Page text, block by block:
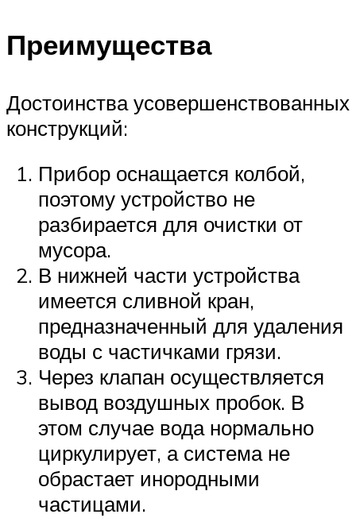
Преимущества
Достоинства усовершенствованных
конструкций:
Прибор оснащается колбой,
поэтому устройство не
разбирается для очистки от
мусора.
В нижней части устройства
имеется сливной кран,
предназначенный для удаления
воды с частичками грязи.
Через клапан осуществляется
вывод воздушных пробок. В
этом случае вода нормально
циркулирует, а система не
обрастает инородными
частицами.